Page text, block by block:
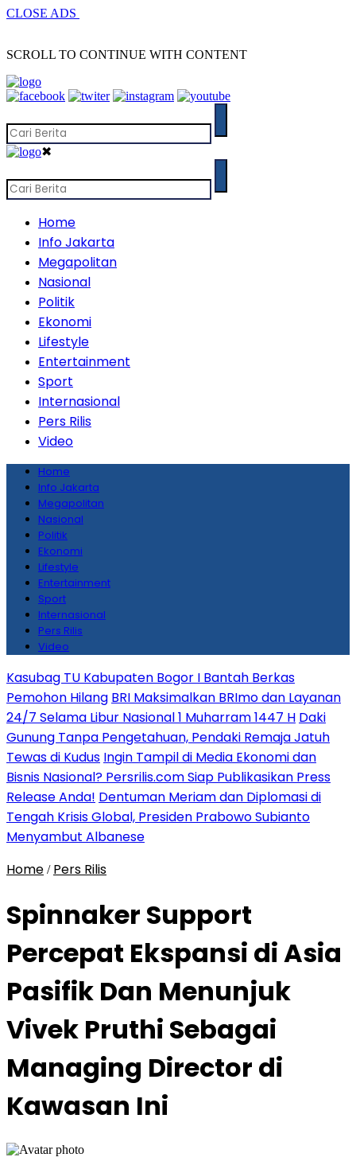
CLOSE ADS
SCROLL TO CONTINUE WITH CONTENT
✖
Home
Info Jakarta
Megapolitan
Nasional
Politik
Ekonomi
Lifestyle
Entertainment
Sport
Internasional
Pers Rilis
Video
Home
Info Jakarta
Megapolitan
Nasional
Politik
Ekonomi
Lifestyle
Entertainment
Sport
Internasional
Pers Rilis
Video
Kasubag TU Kabupaten Bogor I Bantah Berkas
Pemohon Hilang BRI Maksimalkan BRImo dan Layanan
24/7 Selama Libur Nasional 1 Muharram 1447 H Daki
Gunung Tanpa Pengetahuan, Pendaki Remaja Jatuh
Tewas di Kudus Ingin Tampil di Media Ekonomi dan
Bisnis Nasional? Persrilis.com Siap Publikasikan Press
Release Anda! Dentuman Meriam dan Diplomasi di
Tengah Krisis Global, Presiden Prabowo Subianto
Menyambut Albanese
Home / Pers Rilis
Spinnaker Support
Percepat Ekspansi di Asia
Pasifik Dan Menunjuk
Vivek Pruthi Sebagai
Managing Director di
Kawasan Ini